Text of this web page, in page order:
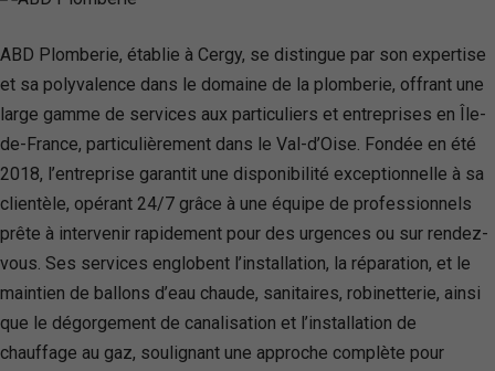
ABD Plomberie, établie à Cergy, se distingue par son expertise
et sa polyvalence dans le domaine de la plomberie, offrant une
large gamme de services aux particuliers et entreprises en Île-
de-France, particulièrement dans le Val-d’Oise. Fondée en été
2018, l’entreprise garantit une disponibilité exceptionnelle à sa
clientèle, opérant 24/7 grâce à une équipe de professionnels
prête à intervenir rapidement pour des urgences ou sur rendez-
vous. Ses services englobent l’installation, la réparation, et le
maintien de ballons d’eau chaude, sanitaires, robinetterie, ainsi
que le dégorgement de canalisation et l’installation de
chauffage au gaz, soulignant une approche complète pour